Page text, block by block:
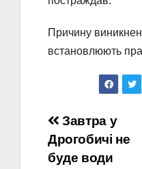
Причину
встановлюють
Навігація
записів
Завтра у
Дрогобичі не
буде води